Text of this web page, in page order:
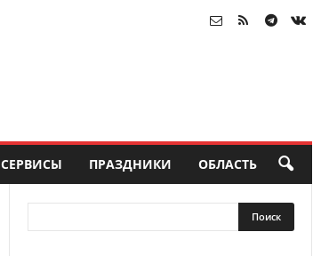
СЕРВИСЫ ПРАЗДНИКИ ОБЛАСТЬ